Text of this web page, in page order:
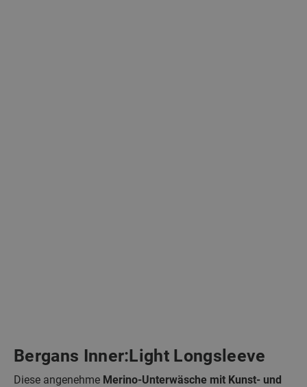
Bergans Inner:Light Longsleeve
Diese angenehme Merino-Unterwäsche mit Kunst- und